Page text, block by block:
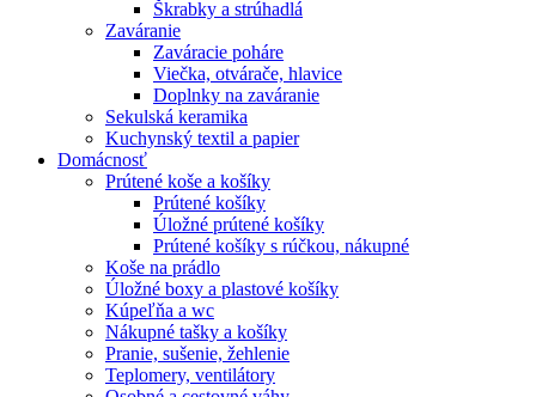
Škrabky a strúhadlá
Zaváranie
Zaváracie poháre
Viečka, otvárače, hlavice
Doplnky na zaváranie
Sekulská keramika
Kuchynský textil a papier
Domácnosť
Prútené koše a košíky
Prútené košíky
Úložné prútené košíky
Prútené košíky s rúčkou, nákupné
Koše na prádlo
Úložné boxy a plastové košíky
Kúpeľňa a wc
Nákupné tašky a košíky
Pranie, sušenie, žehlenie
Teplomery, ventilátory